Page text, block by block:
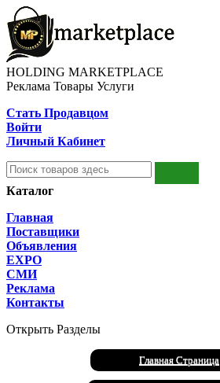
HOLDING MARKETPLACE
Реклама Товары Услуги
Стать Продавцом
Войти
Личный Кабинет
Каталог
Главная
Поставщики
Объявления
EXPO
СМИ
Реклама
Контакты
Открыть Разделы
Главная Страница